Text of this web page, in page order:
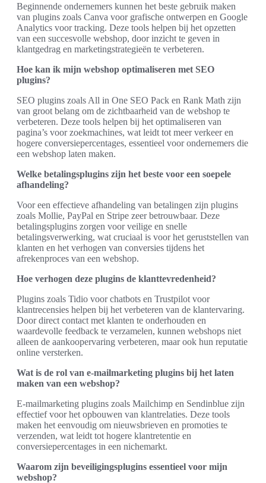
Beginnende ondernemers kunnen het beste gebruik maken
van plugins zoals Canva voor grafische ontwerpen en Google
Analytics voor tracking. Deze tools helpen bij het opzetten
van een succesvolle webshop, door inzicht te geven in
klantgedrag en marketingstrategieën te verbeteren.
Hoe kan ik mijn webshop optimaliseren met SEO
plugins?
SEO plugins zoals All in One SEO Pack en Rank Math zijn
van groot belang om de zichtbaarheid van de webshop te
verbeteren. Deze tools helpen bij het optimaliseren van
pagina’s voor zoekmachines, wat leidt tot meer verkeer en
hogere conversiepercentages, essentieel voor ondernemers die
een webshop laten maken.
Welke betalingsplugins zijn het beste voor een soepele
afhandeling?
Voor een effectieve afhandeling van betalingen zijn plugins
zoals Mollie, PayPal en Stripe zeer betrouwbaar. Deze
betalingsplugins zorgen voor veilige en snelle
betalingsverwerking, wat cruciaal is voor het geruststellen van
klanten en het verhogen van conversies tijdens het
afrekenproces van een webshop.
Hoe verhogen deze plugins de klanttevredenheid?
Plugins zoals Tidio voor chatbots en Trustpilot voor
klantrecensies helpen bij het verbeteren van de klantervaring.
Door direct contact met klanten te onderhouden en
waardevolle feedback te verzamelen, kunnen webshops niet
alleen de aankoopervaring verbeteren, maar ook hun reputatie
online versterken.
Wat is de rol van e-mailmarketing plugins bij het laten
maken van een webshop?
E-mailmarketing plugins zoals Mailchimp en Sendinblue zijn
effectief voor het opbouwen van klantrelaties. Deze tools
maken het eenvoudig om nieuwsbrieven en promoties te
verzenden, wat leidt tot hogere klantretentie en
conversiepercentages in een nichemarkt.
Waarom zijn beveiligingsplugins essentieel voor mijn
webshop?